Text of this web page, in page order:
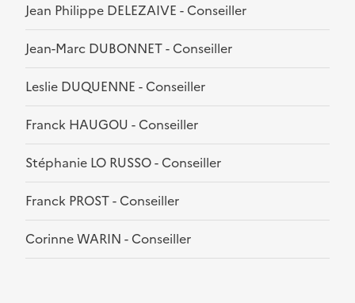
Jean Philippe DELEZAIVE - Conseiller
Jean-Marc DUBONNET - Conseiller
Leslie DUQUENNE - Conseiller
Franck HAUGOU - Conseiller
Stéphanie LO RUSSO - Conseiller
Franck PROST - Conseiller
Corinne WARIN - Conseiller